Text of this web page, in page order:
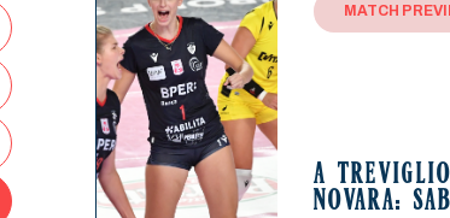
MATCH
A
NOVARA: